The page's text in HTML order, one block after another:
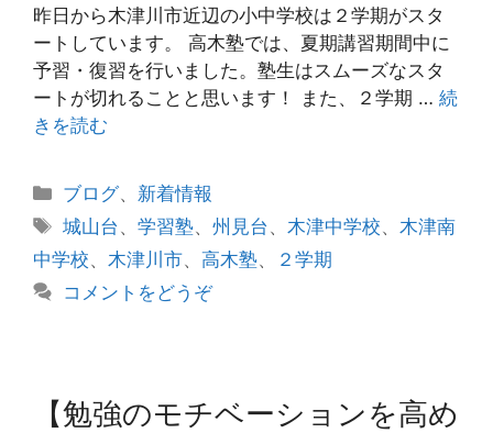
昨日から木津川市近辺の小中学校は２学期がスタ
ートしています。 高木塾では、夏期講習期間中に
予習・復習を行いました。塾生はスムーズなスタ
ートが切れることと思います！ また、２学期 … 続
きを読む
カ
テ
リ
ー
ブログ、 新着情報
タ
グ
城山台 、学習塾、州見台 、木津中学校、木津南
中学校、 木津川市、 高木塾、
２学期
コメントをどうぞ
【勉強のモチベーションを高め